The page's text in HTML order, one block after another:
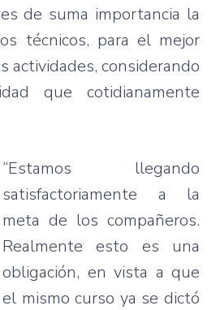
de suma importancia la
técnicos, para el mejor
actividades, considerando
que cotidianamente
“Estamos llegando
satisfactoriamente a la
meta de los compañeros.
Realmente esto es una
obligación, en vista a que
el mismo curso ya se dictó